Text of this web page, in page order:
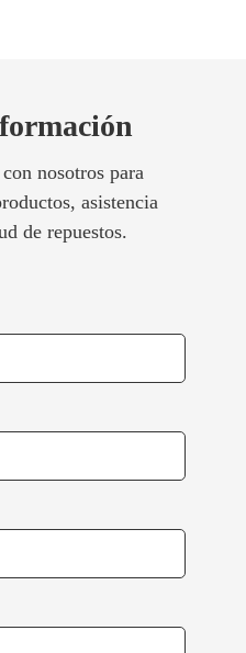
nosotros para
asistencia
de repuestos.